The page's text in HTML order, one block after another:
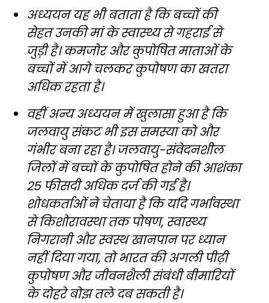
अध्ययन यह भी बताता है कि बच्चों की
सेहत उनकी मां के स्वास्थ्य से गहराई से
जुड़ी है। कमजोर और कुपोषित माताओं के
बच्चों में आगे चलकर कुपोषण का खतरा
अधिक रहता है।
वहीं अन्य अध्ययन में खुलासा हुआ है कि
जलवायु संकट भी इस समस्या को और
गंभीर बना रहा है। जलवायु-संवेदनशील
जिलों में बच्चों के कुपोषित होने की आशंका
25 फीसदी अधिक दर्ज की गई है।
शोधकर्ताओं ने चेताया है कि यदि गर्भावस्था
से किशोरावस्था तक पोषण, स्वास्थ्य
निगरानी और स्वस्थ खानपान पर ध्यान
नहीं दिया गया, तो भारत की अगली पीढ़ी
कुपोषण और जीवनशैली संबंधी बीमारियों
के दोहरे बोझ तले दब सकती है।